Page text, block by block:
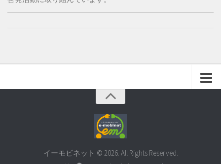
イーモビネット © 2026. All Rights Reserved.